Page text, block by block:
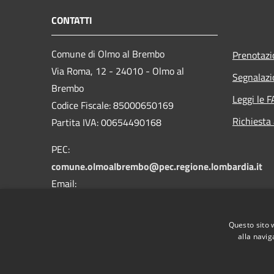
CONTATTI
Comune di Olmo al Brembo
Via Roma, 12 - 24010 - Olmo al
Brembo
Codice Fiscale: 85000650169
Partita IVA: 00654490168
PEC:
comune.olmoalbrembo@pec.regione.lombardia.it
Email:
Leggi le
Questo sito
alla